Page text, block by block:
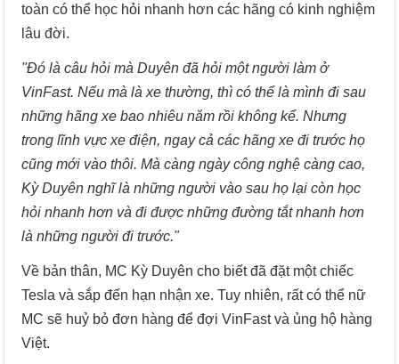
toàn có thể học hỏi nhanh hơn các hãng có kinh nghiệm
lâu đời.
"Đó là câu hỏi mà Duyên đã hỏi một người làm ở
VinFast. Nếu mà là xe thường, thì có thể là mình đi sau
những hãng xe bao nhiêu năm rồi không kể. Nhưng
trong lĩnh vực xe điện, ngay cả các hãng xe đi trước họ
cũng mới vào thôi. Mà càng ngày công nghệ càng cao,
Kỳ Duyên nghĩ là những người vào sau họ lại còn học
hỏi nhanh hơn và đi được những đường tắt nhanh hơn
là những người đi trước."
Về bản thân, MC Kỳ Duyên cho biết đã đặt một chiếc
Tesla và sắp đến hạn nhận xe. Tuy nhiên, rất có thể nữ
MC sẽ huỷ bỏ đơn hàng để đợi VinFast và ủng hộ hàng
Việt.